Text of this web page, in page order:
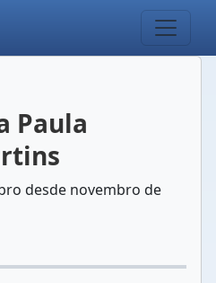
Paula
desde novembro de